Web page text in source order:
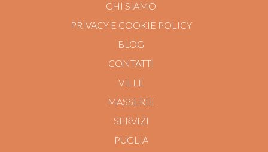
CHI SIAMO
PRIVACY E COOKIE POLICY
BLOG
CONTATTI
VILLE
MASSERIE
SERVIZI
PUGLIA